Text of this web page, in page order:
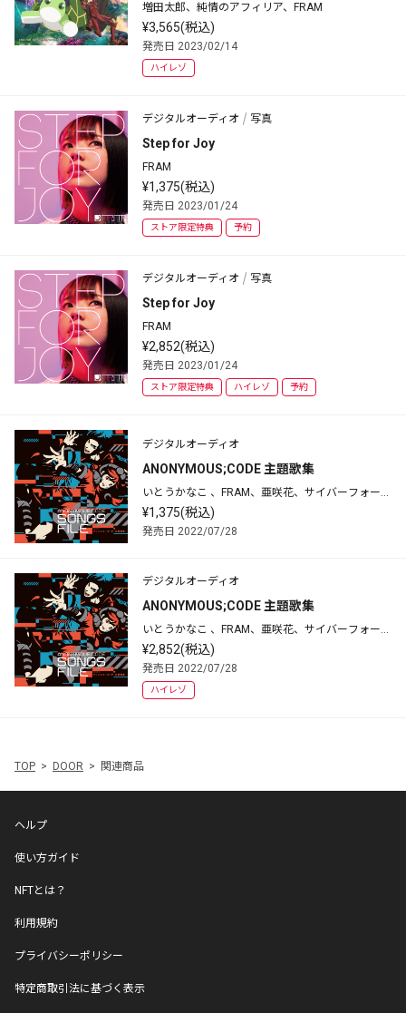
増田太郎、純情のアフィリア、FRAM
¥3,565(税込)
発売日 2023/02/14
ハイレゾ
デジタルオーディオ 写真
Step for Joy
FRAM
¥1,375(税込)
発売日 2023/01/24
ストア限定特典 予約
デジタルオーディオ 写真
Step for Joy
FRAM
¥2,852(税込)
発売日 2023/01/24
ストア限定特典 ハイレゾ 予約
デジタルオーディオ
ANONYMOUS;CODE 主題歌集
いとうかなこ 、FRAM、亜咲花、サイバーフォース
ドール
¥1,375(税込)
発売日 2022/07/28
デジタルオーディオ
ANONYMOUS;CODE 主題歌集
いとうかなこ 、FRAM、亜咲花、サイバーフォース
ドール
¥2,852(税込)
発売日 2022/07/28
ハイレゾ
TOP DOOR 関連商品
ヘルプ
使い方ガイド
NFTとは？
利用規約
プライバシーポリシー
特定商取引法に基づく表示